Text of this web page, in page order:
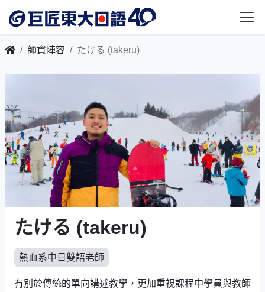
師資陣容 たける (takeru)
たける (takeru)
熱血系中日雙語老師
有別於傳統的單向講述教學，更加重視課程中學員與教師